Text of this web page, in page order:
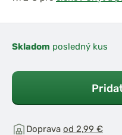
Skladom posledný kus
Doprava od 2,99 €